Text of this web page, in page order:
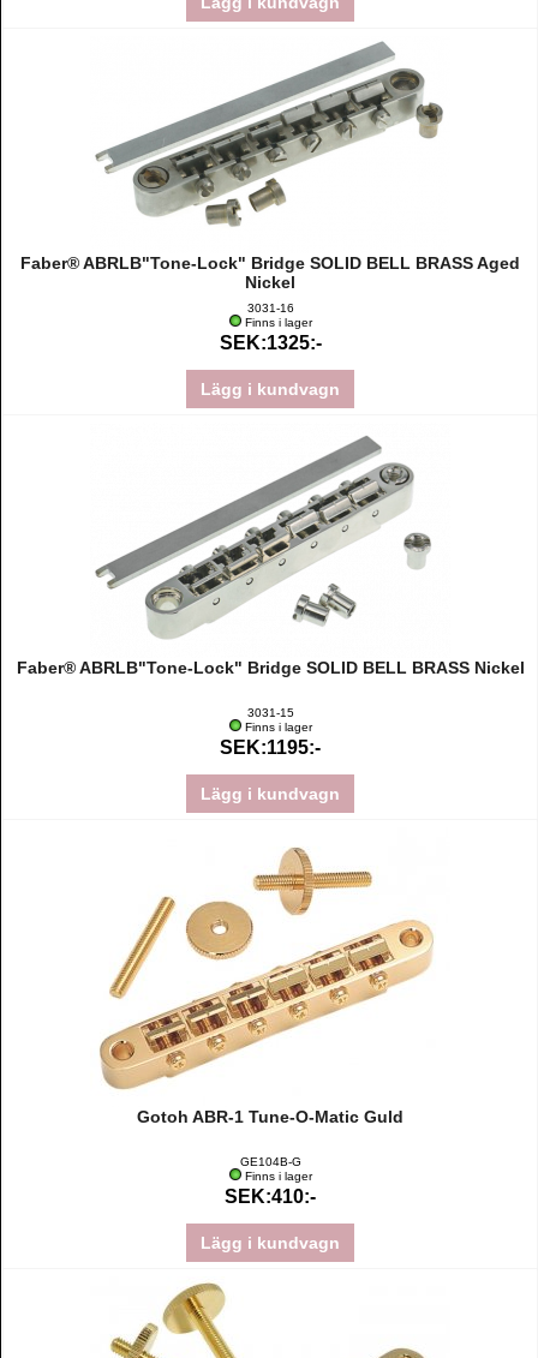
Faber® ABRLB"Tone-Lock" Bridge SOLID BELL BRASS Aged
Nickel
3031-16
Finns i lager
SEK:1325:-
Lägg i kundvagn
Faber® ABRLB"Tone-Lock" Bridge SOLID BELL BRASS Nickel
3031-15
Finns i lager
SEK:1195:-
Lägg i kundvagn
Gotoh ABR-1 Tune-O-Matic Guld
GE104B-G
Finns i lager
SEK:410:-
Lägg i kundvagn